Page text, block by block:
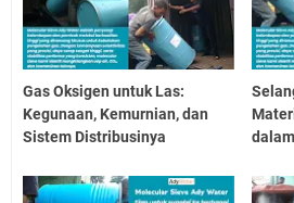
Gas Oksigen untuk Las:
Kegunaan, Kemurnian, dan
Sistem Distribusinya